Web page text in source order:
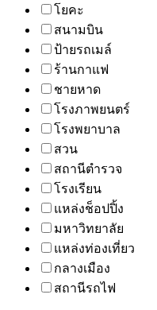
โยคะ
สนามบิน
ป้ายรถเมล์
ร้านกาแฟ
ชายหาด
โรงภาพยนตร์
โรงพยาบาล
สวน
สถานีตำรวจ
โรงเรียน
แหล่งช็อปปิ้ง
มหาวิทยาลัย
แหล่งท่องเที่ยว
กลางเมือง
สถานีรถไฟ